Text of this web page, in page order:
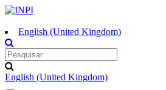
English (United Kingdom)
English (United Kingdom)